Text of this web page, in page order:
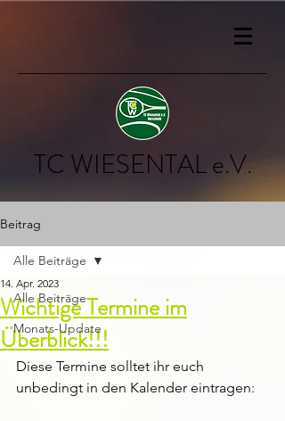
TC WIESENTAL e.V.
Beitrag
Alle Beiträge
Monats-Update
Alle Beiträge
Wichtige Termine im
Überblick!!!
14. Apr. 2023
Diese Termine solltet ihr euch
unbedingt in den Kalender eintragen: